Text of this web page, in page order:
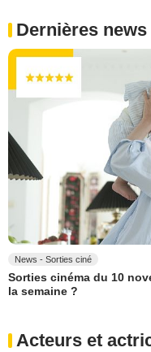
Dernières news
News - Sorties ciné
Sorties cinéma du 10
la semaine ?
Acteurs et